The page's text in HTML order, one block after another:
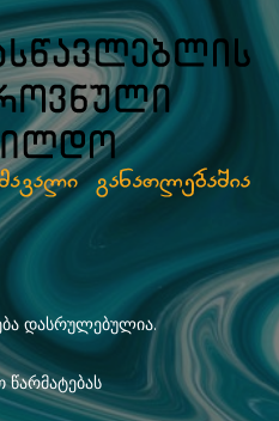
დასრულებულია.
წარმატებას